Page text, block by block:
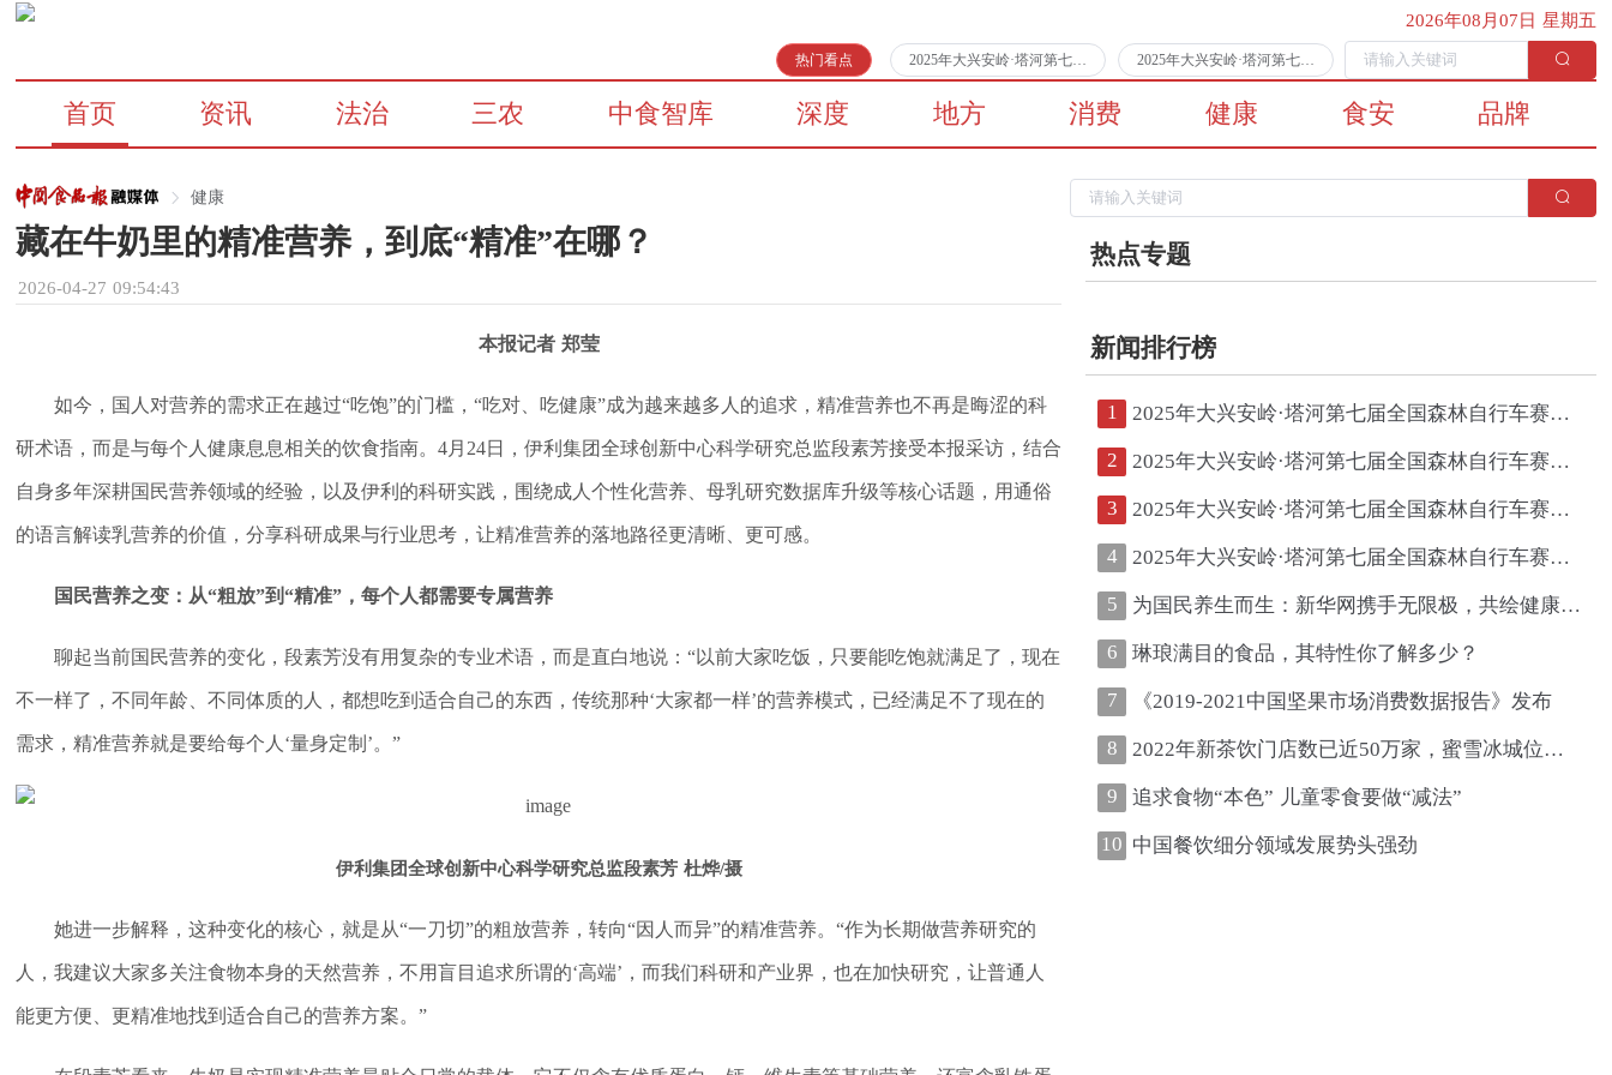
2026年08月07日 星期五
热门看点 2025年大兴安岭·塔河第七届全国森林自行车赛第二日比赛顺利完赛2025年大兴安岭·塔河第七届全国森林自行车赛将于7月11日拉开战幕
首页 资讯 法治 三农 中食智库 深度 地方 消费 健康 食安 品牌
健康
藏在牛奶里的精准营养，到底“精准”在哪？
2026-04-27 09:54:43
本报记者 郑莹
如今，国人对营养的需求正在越过“吃饱”的门槛，“吃对、吃健康”成为越来越多人的追求，精准营养也不再是晦涩的科
研术语，而是与每个人健康息息相关的饮食指南。4月24日，伊利集团全球创新中心科学研究总监段素芳接受本报采访，结合
自身多年深耕国民营养领域的经验，以及伊利的科研实践，围绕成人个性化营养、母乳研究数据库升级等核心话题，用通俗
的语言解读乳营养的价值，分享科研成果与行业思考，让精准营养的落地路径更清晰、更可感。
国民营养之变：从“粗放”到“精准”，每个人都需要专属营养
聊起当前国民营养的变化，段素芳没有用复杂的专业术语，而是直白地说：“以前大家吃饭，只要能吃饱就满足了，现在
不一样了，不同年龄、不同体质的人，都想吃到适合自己的东西，传统那种‘大家都一样’的营养模式，已经满足不了现在的
需求，精准营养就是要给每个人‘量身定制’。”
伊利集团全球创新中心科学研究总监段素芳 杜烨/摄
她进一步解释，这种变化的核心，就是从“一刀切”的粗放营养，转向“因人而异”的精准营养。“作为长期做营养研究的
人，我建议大家多关注食物本身的天然营养，不用盲目追求所谓的‘高端’，而我们科研和产业界，也在加快研究，让普通人
能更方便、更精准地找到适合自己的营养方案。”
热点专题
新闻排行榜
1 2025年大兴安岭·塔河第七届全国森林自行车赛第二日比赛顺利完赛
2 2025年大兴安岭·塔河第七届全国森林自行车赛将于7月11日拉开战幕
3 2025年大兴安岭·塔河第七届全国森林自行车赛鸣枪开赛
4 2025年大兴安岭·塔河第七届全国森林自行车赛圆满收官
5 为国民养生而生：新华网携手无限极，共绘健康中国新图景
6 琳琅满目的食品，其特性你了解多少？
7 《2019-2021中国坚果市场消费数据报告》发布
8 2022年新茶饮门店数已近50万家，蜜雪冰城位居第一、古茗第二
9 追求食物“本色” 儿童零食要做“减法”
10 中国餐饮细分领域发展势头强劲